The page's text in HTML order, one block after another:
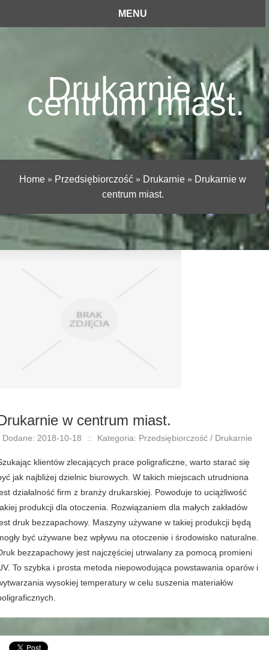
MENU
Drukarnie w
centrum miast.
Home » Przedsiębiorczość » Drukarnie » Drukarnie w
centrum miast.
w centrum miast.
Dodane: 2018-10-18 :: Kategoria: Przedsiębiorczość / Drukarnie
klientów zlecających prace poligraficzne, warto starać się
jak najbliżej dzielnic biurowych. W takich miejscach utrudniona
działalność firm z branży drukarskiej. Powoduje to uciążliwość
produkcji dla otoczenia. Rozwiązaniem dla małych zakładów
druk bezzapachowy. Maszyny używane w takiej produkcji będą
być używane bez wpływu na otoczenie i środowisko naturalne.
bezzapachowy jest najczęściej utrwalany za pomocą promieni
To szybka i prosta metoda niepowodująca powstawania oparów i
wysokiej temperatury w celu suszenia materiałów